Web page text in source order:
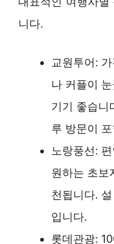
니다.
교원투어:
나 커플이
기기 좋습니
루 방문이
노랑풍선:
원하는 초보
천됩니다.
입니다.
롯데관광: